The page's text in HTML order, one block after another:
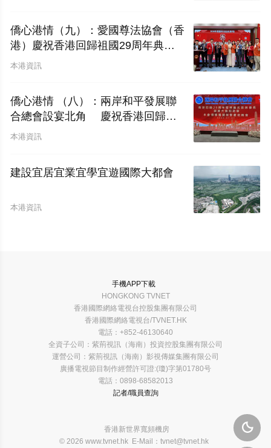
僑心港情（九）：愛國尊法協會（香
港）慶祝香港回歸祖國29周年典禮
圓滿舉行
本港資訊
僑心港情 （八）：兩岸和平發展聯
合總會設宴北角 慶祝香港回歸二
十九周年暨林廣兆首席會長榮膺大紫
本港資訊
建設宜居宜業宜學宜遊國際大都會
本港資訊

手機APP下載
HONGKONG TVNET
香港國際網絡電視台控股集團有限公司
香港國際網絡電視台/TVNET.HK
電話：+852-46130640
全資子公司：紫荊視訊（海南）投資控股集團有限公司
運營公司：紫荊視訊（海南）影視傳媒集團有限公司
廣播電視節目制作經營許可證:(瓊)字第01780号
電話：0898-68582013
記者/職員查詢
香港新世界寬頻機房
© 2026 www.tvnet.hk E-Mail：tvnet@tvnet.hk